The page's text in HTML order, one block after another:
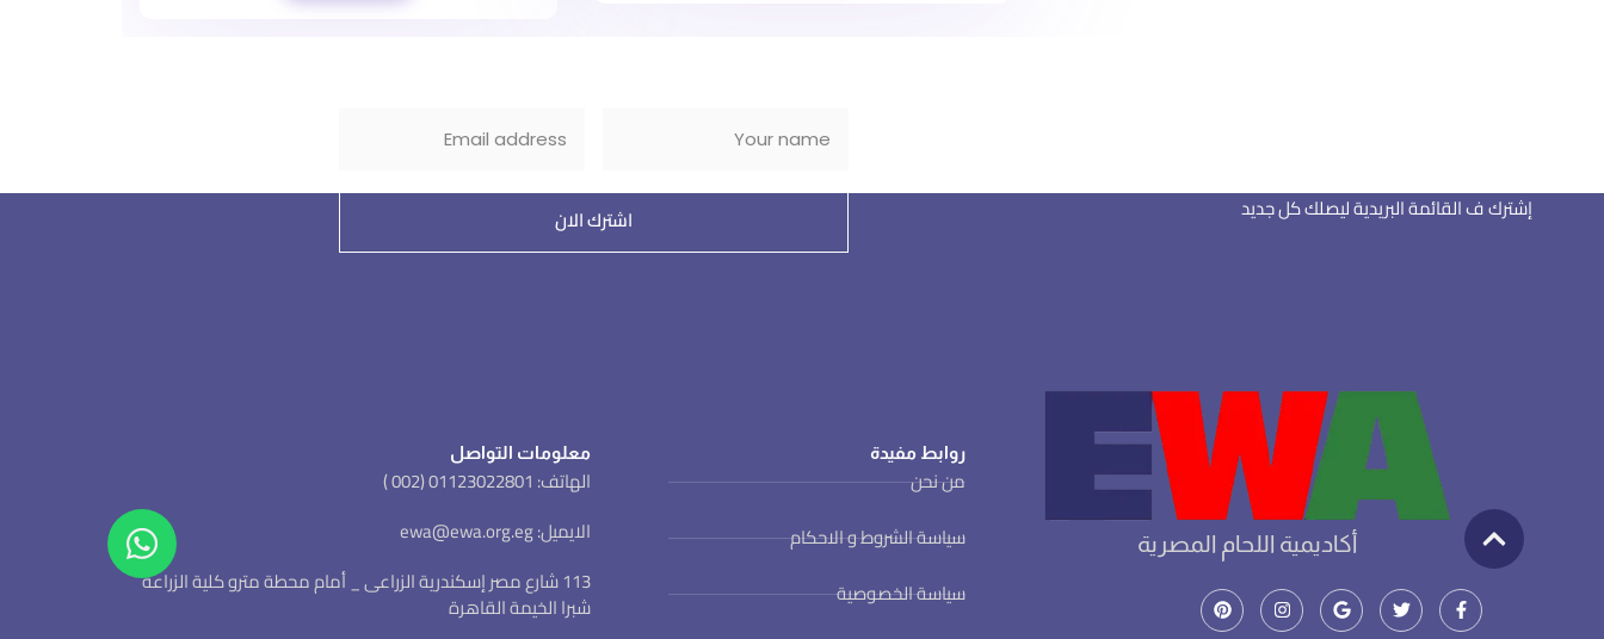
إشترك ف القائمة البريدية ليصلك كل جديد اشترك الان
أكاديمية اللحام المصرية
روابط مفيدة
من نحن
سياسة الشروط و الاحكام
سياسة الخصوصية
معلومات التواصل
الهاتف: 01123022801 (002 )
الايميل: ewa@ewa.org.eg
113 شارع مصر إسكندرية الزراعى _ أمام محطة مترو كلية الزراعة
شبرا الخيمة القاهرة